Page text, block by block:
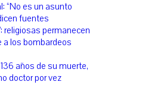
“No es un asunto
fuentes
religiosas permanecen
a los bombardeos
años de su muerte,
doctor por vez